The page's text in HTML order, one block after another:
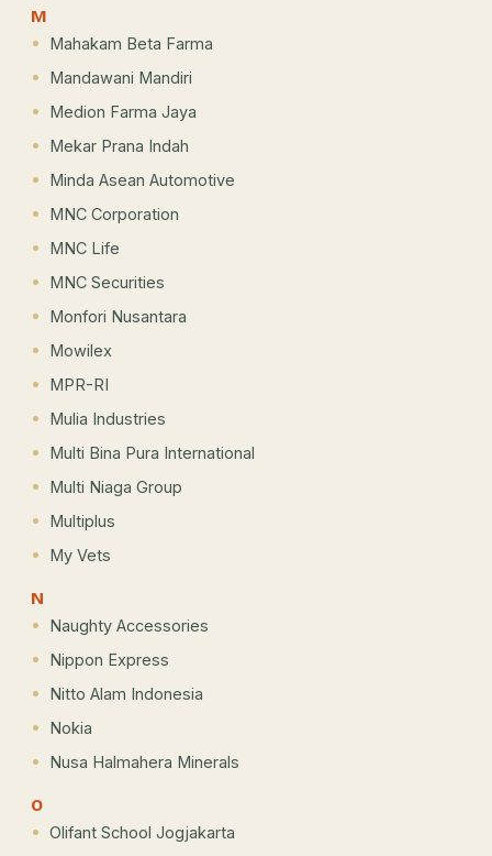
M
Mahakam Beta Farma
Mandawani Mandiri
Medion Farma Jaya
Mekar Prana Indah
Minda Asean Automotive
MNC Corporation
MNC Life
MNC Securities
Monfori Nusantara
Mowilex
MPR-RI
Mulia Industries
Multi Bina Pura International
Multi Niaga Group
Multiplus
My Vets
N
Naughty Accessories
Nippon Express
Nitto Alam Indonesia
Nokia
Nusa Halmahera Minerals
O
Olifant School Jogjakarta